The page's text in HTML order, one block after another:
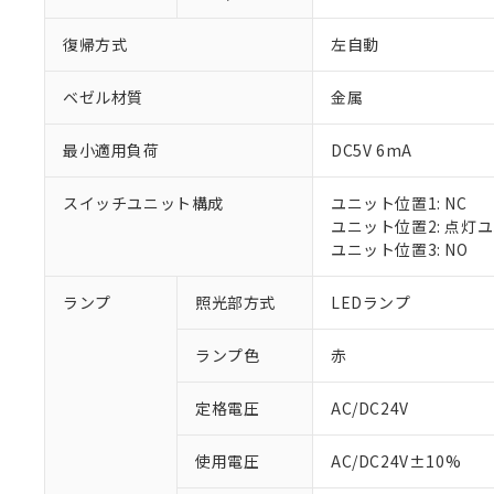
復帰方式 左自動
ベゼル材質 金属
最小適用負荷 DC5V 6mA
スイッチユニット構成
ユニット位置1: NC
ユニット位置2: 点灯
ユニット位置3: NO
ランプ 照光部方式 LEDランプ
ランプ色 赤
定格電圧 AC/DC24V
使用電圧 AC/DC24V±10%
※1 対応状況